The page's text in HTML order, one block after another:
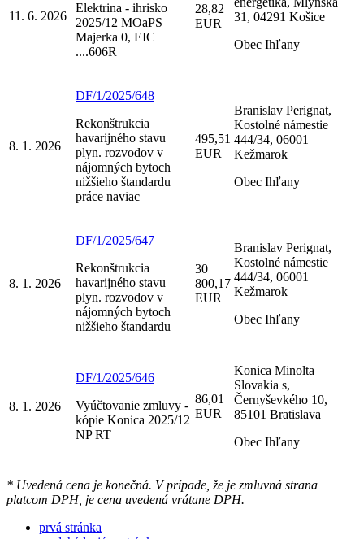
11. 6. 2026
Elektrina - ihrisko
2025/12 MOaPS
Majerka 0, EIC
....606R
28,82
EUR
31, 04291 Košice
Obec Ihľany
8. 1. 2026
DF/1/2025/648
Rekonštrukcia
havarijného stavu
plyn. rozvodov v
nájomných bytoch
nižšieho štandardu
práce naviac
495,51
EUR
Branislav Perignat,
Kostolné námestie
444/34, 06001
Kežmarok
Obec Ihľany
8. 1. 2026
DF/1/2025/647
Rekonštrukcia
havarijného stavu
plyn. rozvodov v
nájomných bytoch
nižšieho štandardu
30
800,17
EUR
Branislav Perignat,
Kostolné námestie
444/34, 06001
Kežmarok
Obec Ihľany
8. 1. 2026
DF/1/2025/646
Vyúčtovanie zmluvy -
kópie Konica 2025/12
NP RT
86,01
EUR
Konica Minolta
Slovakia s,
Černyševkého 10,
85101 Bratislava
Obec Ihľany
* Uvedená cena je konečná. V prípade, že je zmluvná strana
platcom DPH, je cena uvedená vrátane DPH.
prvá stránka